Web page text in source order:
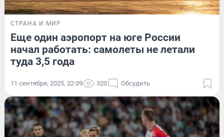
СТРАНА И МИР
Еще один аэропорт на юге России
начал работать: самолеты не летали
туда 3,5 года
11 сентября, 2025, 22:09 320 Обсудить